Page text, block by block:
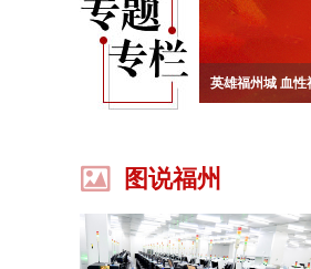
英雄福州城 血性
图说福州